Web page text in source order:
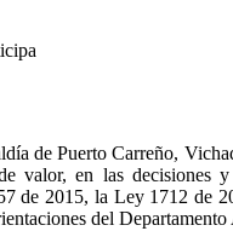
de Puerto Carreño,
en las decisiones
de 2015, la Ley 1712
del